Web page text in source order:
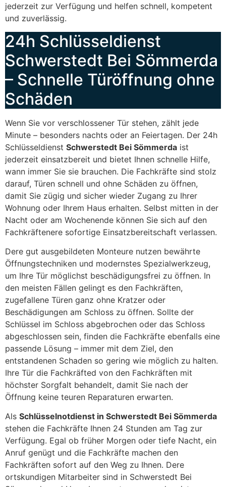
jederzeit zur Verfügung und helfen schnell, kompetent
und zuverlässig.
24h Schlüsseldienst
Schwerstedt Bei Sömmerda
– Schnelle Türöffnung ohne
Schäden
Wenn Sie vor verschlossener Tür stehen, zählt jede
Minute – besonders nachts oder an Feiertagen. Der 24h
Schlüsseldienst Schwerstedt Bei Sömmerda ist
jederzeit einsatzbereit und bietet Ihnen schnelle Hilfe,
wann immer Sie sie brauchen. Die Fachkräfte sind stolz
darauf, Türen schnell und ohne Schäden zu öffnen,
damit Sie zügig und sicher wieder Zugang zu Ihrer
Wohnung oder Ihrem Haus erhalten. Selbst mitten in der
Nacht oder am Wochenende können Sie sich auf den
Fachkräftenere sofortige Einsatzbereitschaft verlassen.
Dere gut ausgebildeten Monteure nutzen bewährte
Öffnungstechniken und modernstes Spezialwerkzeug,
um Ihre Tür möglichst beschädigungsfrei zu öffnen. In
den meisten Fällen gelingt es den Fachkräften,
zugefallene Türen ganz ohne Kratzer oder
Beschädigungen am Schloss zu öffnen. Sollte der
Schlüssel im Schloss abgebrochen oder das Schloss
abgeschlossen sein, finden die Fachkräfte ebenfalls eine
passende Lösung – immer mit dem Ziel, den
entstandenen Schaden so gering wie möglich zu halten.
Ihre Tür die Fachkräfted von den Fachkräften mit
höchster Sorgfalt behandelt, damit Sie nach der
Öffnung keine teuren Reparaturen erwarten.
Als Schlüsselnotdienst in Schwerstedt Bei Sömmerda
stehen die Fachkräfte Ihnen 24 Stunden am Tag zur
Verfügung. Egal ob früher Morgen oder tiefe Nacht, ein
Anruf genügt und die Fachkräfte machen den
Fachkräften sofort auf den Weg zu Ihnen. Dere
ortskundigen Mitarbeiter sind in Schwerstedt Bei